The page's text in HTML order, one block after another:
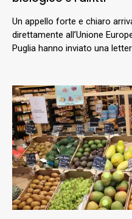
Un appello forte e chiaro
direttamente all’Unione
Puglia hanno inviato una